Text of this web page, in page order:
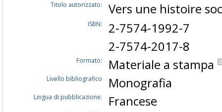
Titolo autorizzato: Vers une histoire
ISBN:
2-7574-1992-7
2-7574-2017-8
Formato: Materiale a stampa
Livello bibliografico Monografia
Lingua di pubblicazione: Francese